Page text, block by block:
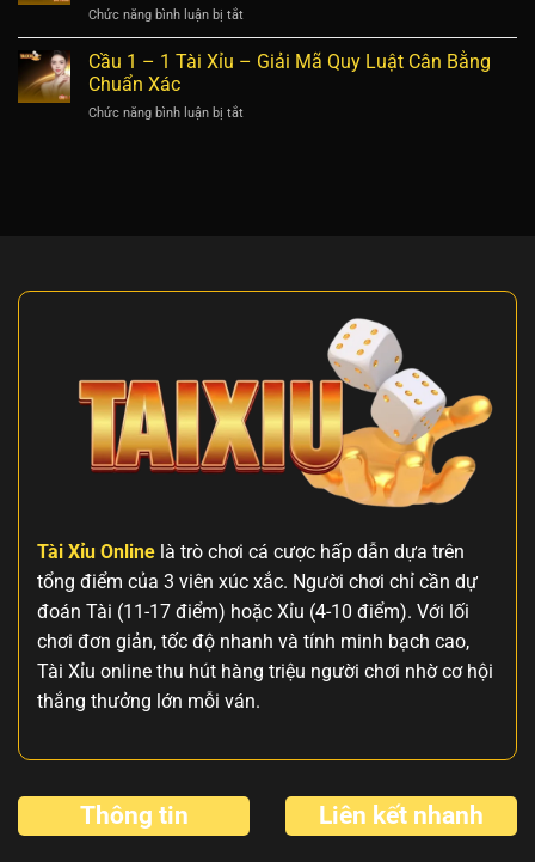
Diện
Kết
Và
Tài
Chức năng bình luận bị tắt
Bão
Trong
Cầu 1 – 1 Tài Xỉu – Giải Mã Quy Luật Cân Bằng
Chuẩn Xác
Chức năng bình luận bị tắt
Mã
Bằng
Chuẩn
Xác
Tài Xỉu Online là trò chơi cá cược hấp dẫn dựa trên
tổng điểm của 3 viên xúc xắc. Người chơi chỉ cần dự
đoán Tài (11-17 điểm) hoặc Xỉu (4-10 điểm). Với lối
chơi đơn giản, tốc độ nhanh và tính minh bạch cao,
Tài Xỉu online thu hút hàng triệu người chơi nhờ cơ hội
thắng thưởng lớn mỗi ván.
Thông tin Liên kết nhanh